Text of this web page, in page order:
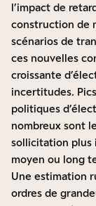
l’impact de
construction de
scénarios de
ces nouvelles
croissante
incertitudes.
politiques
nombreux sont
sollicitation plus
moyen ou long
Une estimation
ordres de